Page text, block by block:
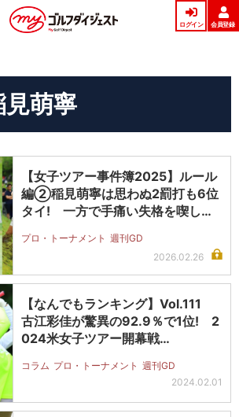
ログイン 会員登録
萌寧
【女子ツアー事件簿2025】ルール
編②稲見萌寧は思わぬ2罰打も6位
タイ! 一方で手痛い失格を喫した
プロ・トーナメント 週刊GD
2026.02.26
【なんでもランキング】Vol.111
古江彩佳が驚異の92.9％で1位! 2
024米女子ツアー開幕戦…
コラム プロ・トーナメント 週刊GD
2024.02.01